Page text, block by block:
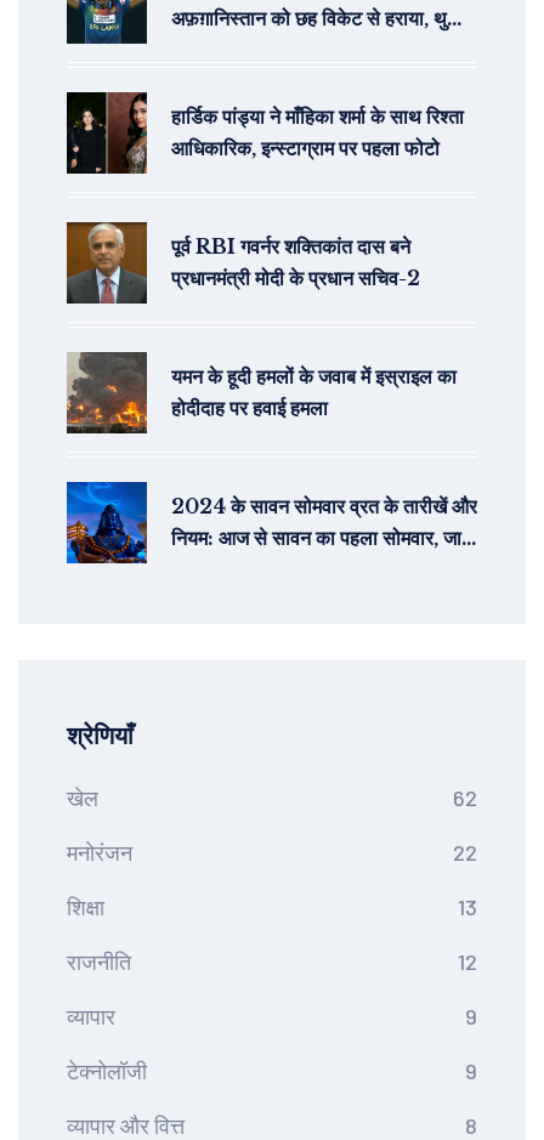
अफ़ग़ानिस्तान को छह विकेट से हराया, थुशारा
हार्डिक पांड्या ने माँहिका शर्मा के साथ रिश्ता
आधिकारिक, इन्स्टाग्राम पर पहला फोटो
पूर्व RBI गवर्नर शक्तिकांत दास बने
प्रधानमंत्री मोदी के प्रधान सचिव-2
यमन के हूदी हमलों के जवाब में इस्राइल का
होदीदाह पर हवाई हमला
2024 के सावन सोमवार व्रत के तारीखें और
नियम: आज से सावन का पहला सोमवार, जानें
श्रेणियाँ
खेल 62
मनोरंजन 22
शिक्षा 13
राजनीति 12
व्यापार 9
टेक्नोलॉजी 9
व्यापार और वित्त 8